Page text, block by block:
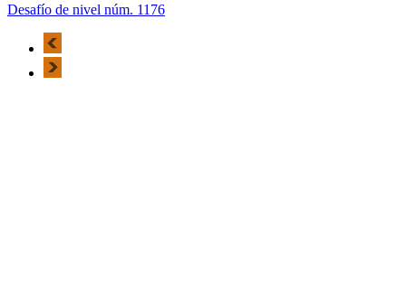
Desafío de nivel núm. 1176